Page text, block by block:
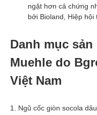
ngặt hơn cả chứng
bởi Bioland, Hiệp
Danh mục
Muehle do
Việt Nam
1. Ngũ cốc giòn socola